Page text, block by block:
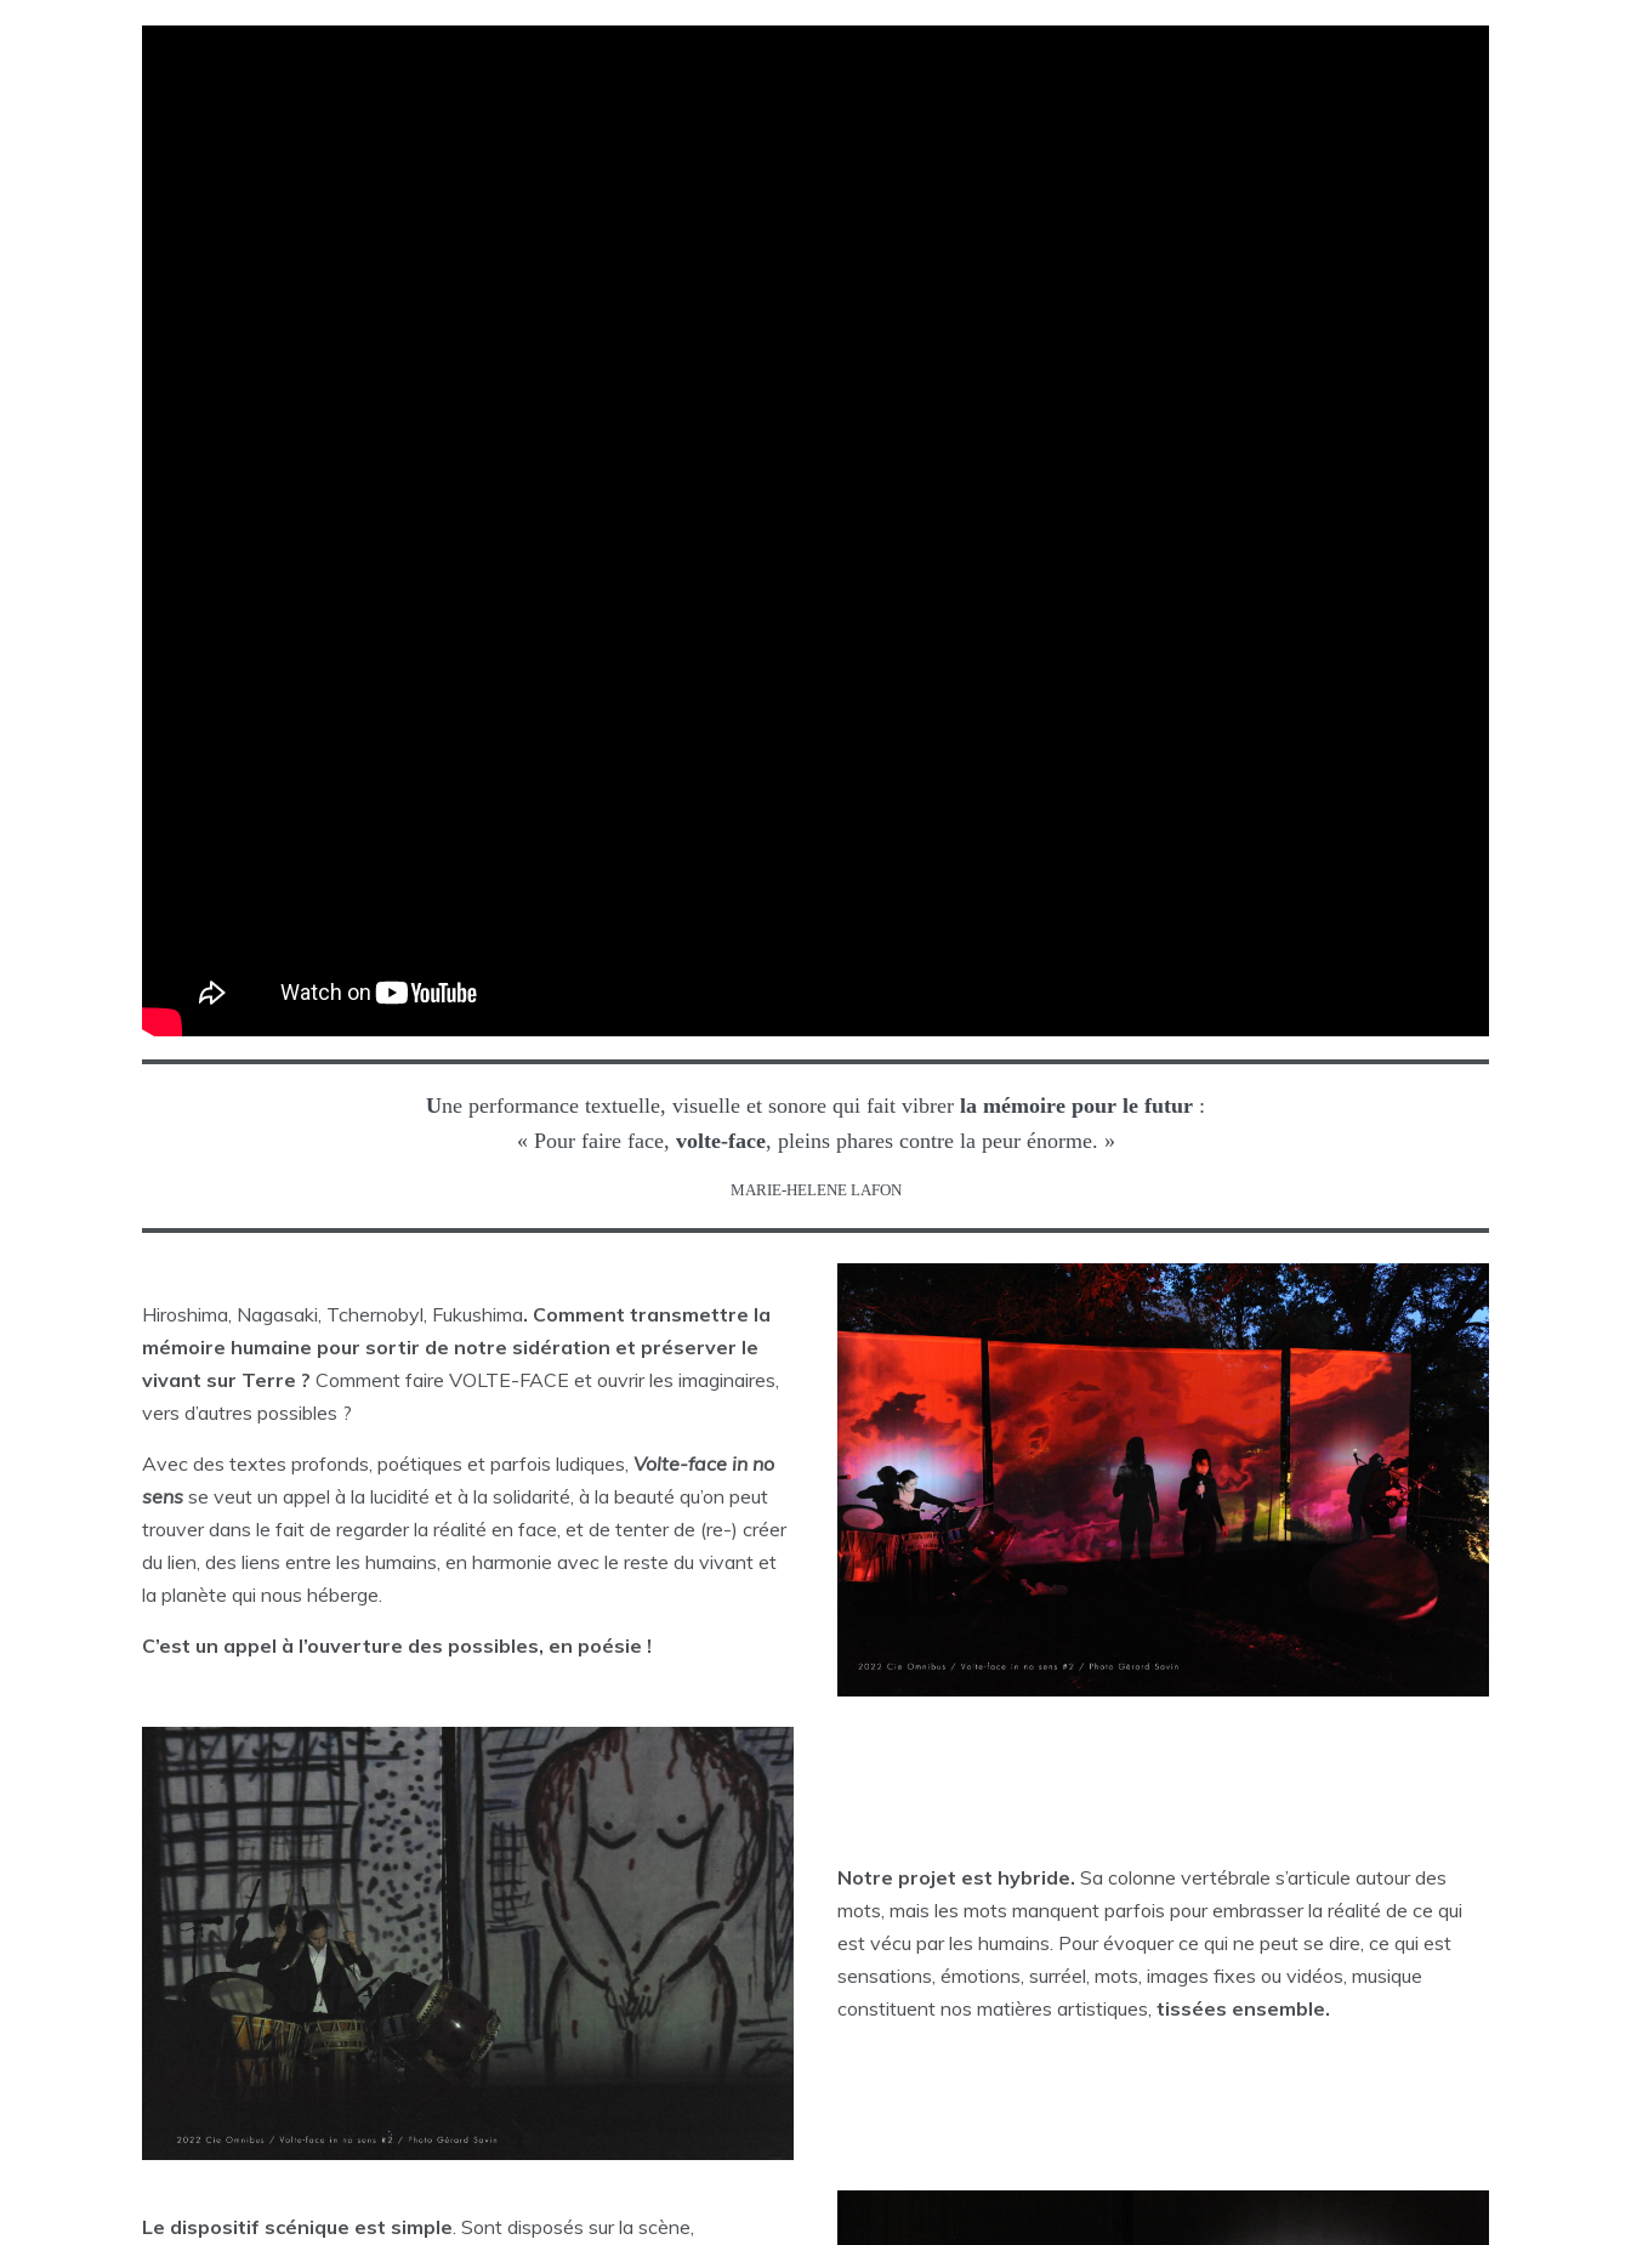
Une performance textuelle, visuelle et sonore qui fait vibrer la mémoire pour le futur :
« Pour faire face, volte-face, pleins phares contre la peur énorme. »
MARIE-HELENE LAFON
Hiroshima, Nagasaki, Tchernobyl, Fukushima. Comment transmettre la
mémoire humaine pour sortir de notre sidération et préserver le
vivant sur Terre ? Comment faire VOLTE-FACE et ouvrir les imaginaires,
vers d’autres possibles ?
Avec des textes profonds, poétiques et parfois ludiques, Volte-face in no
sens se veut un appel à la lucidité et à la solidarité, à la beauté qu’on peut
trouver dans le fait de regarder la réalité en face, et de tenter de (re-) créer
du lien, des liens entre les humains, en harmonie avec le reste du vivant et
la planète qui nous héberge.
C’est un appel à l’ouverture des possibles, en poésie !
Notre projet est hybride. Sa colonne vertébrale s’articule autour des
mots, mais les mots manquent parfois pour embrasser la réalité de ce qui
est vécu par les humains. Pour évoquer ce qui ne peut se dire, ce qui est
sensations, émotions, surréel, mots, images fixes ou vidéos, musique
constituent nos matières artistiques, tissées ensemble.
Le dispositif scénique est simple . Sont disposés sur la scène,